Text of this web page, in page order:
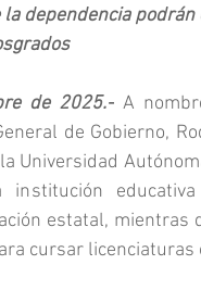
dependencia
de 2025.- A
de Gobierno,
Universidad
estatal, mientras
cursar licenciaturas